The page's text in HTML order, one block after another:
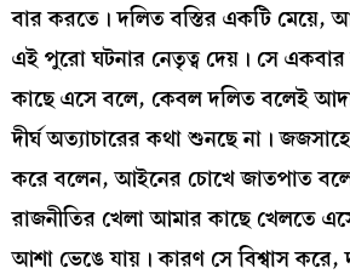
বার করতে। দলিত বস্তির একটি মেয়ে,
এই পুরো ঘটনার নেতৃত্ব দেয়। সে
কাছে এসে বলে, কেবল দলিত বলেই
দীর্ঘ অত্যাচারের কথা শুনছে না।
করে বলেন, আইনের চোখে জাতপাত
রাজনীতির খেলা আমার কাছে খেলতে
আশা ভেঙে যায়। কারণ সে বিশ্বাস করে,